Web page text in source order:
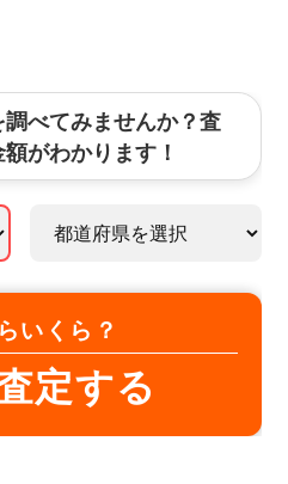
べてみませんか？査
がわかります！
いくら？
定する